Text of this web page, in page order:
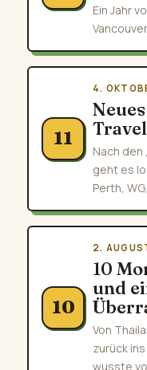
Ein Jahr
11
4.
Nach den
geht es
Perth,
10
2.
10
und
Von
zurück
wusste